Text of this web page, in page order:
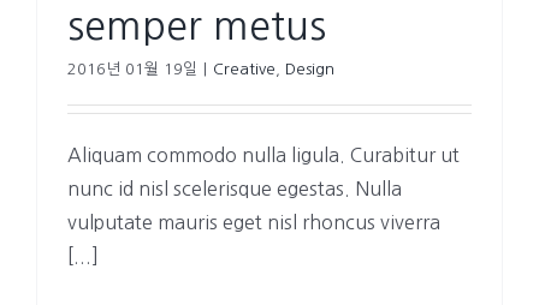
semper metus
2016년 01월 19일 Creative Design
Aliquam commodo nulla ligula. Curabitur ut
nunc id nisl scelerisque egestas. Nulla
vulputate mauris eget nisl rhoncus viverra